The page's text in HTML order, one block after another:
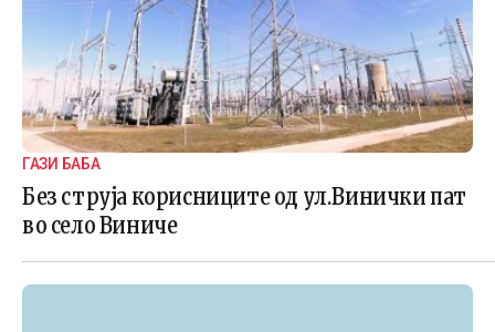
ГАЗИ БАБА
Без струја корисниците од ул.Винички пат
во село Виниче